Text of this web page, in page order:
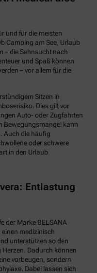
und für die meisten
Camping am See, Urlaub
– die Sehnsucht nach
und Spaß können
– vor allem für die
Sitzen in
Dies gilt vor
Auto- oder Zugfahrten
Bewegungsmangel kann
Auch die häufig
oder schwere
in den Urlaub
Entlastung
der Marke BELSANA
medizinisch
unterstützen so den
Dadurch können
vorbeugen, sondern
Dabei lassen sich